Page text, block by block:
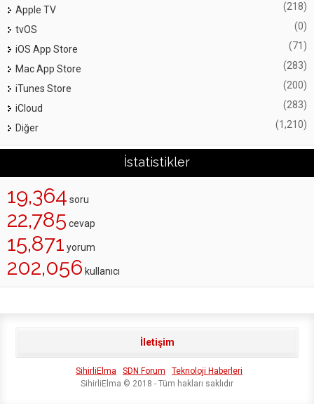
Apple TV (218)
tvOS (0)
iOS App Store (71)
Mac App Store (283)
iTunes Store (200)
iCloud (283)
Diğer (1,210)
İstatistikler
19,364 soru
22,785 cevap
15,871 yorum
202,056 kullanıcı
İletişim
SihirliElma SDN Forum
Teknoloji Haberleri
SihirliElma © 2018 - Tüm hakları saklıdır